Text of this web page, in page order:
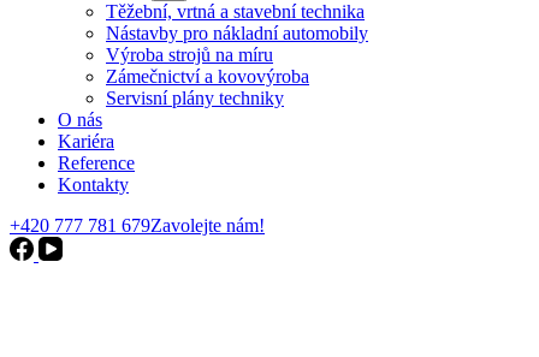
Těžební, vrtná a stavební technika
Nástavby pro nákladní automobily
Výroba strojů na míru
Zámečnictví a kovovýroba
Servisní plány techniky
O nás
Kariéra
Reference
Kontakty
+420 777 781 679Zavolejte nám!